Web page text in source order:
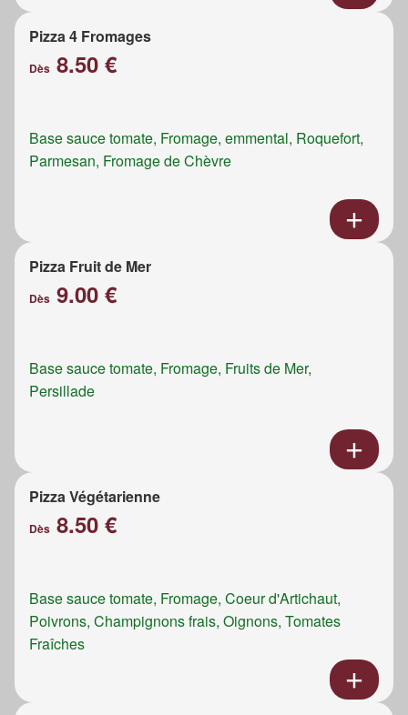
Pizza 4 Fromages
Dès 8.50 €
Base sauce tomate, Fromage, emmental, Roquefort,
Parmesan, Fromage de Chèvre
Pizza Fruit de Mer
Dès 9.00 €
Base sauce tomate, Fromage, Fruits de Mer,
Persillade
Pizza Végétarienne
Dès 8.50 €
Base sauce tomate, Fromage, Coeur d'Artichaut,
Poivrons, Champignons frais, Oignons, Tomates
Fraîches